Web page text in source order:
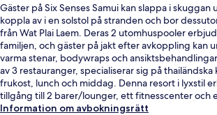
Gäster på Six Senses Samui kan slappa i
koppla av i en solstol på stranden och bor
från Wat Plai Laem. Deras 2 utomhuspooler
familjen, och gäster på jakt efter avkoppling kan
varma stenar, bodywraps och
av 3 restauranger, specialiserar sig på
frukost, lunch och middag. Denna resort i lyxstil
tillgång till 2 barer/lounger, ett fitnesscenter och
resenärer uppskattar den hjälpsamma personalen.
Information om avbokningsrätt